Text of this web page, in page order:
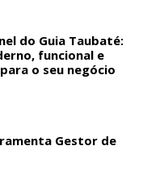
do Guia Taubaté:
funcional e
o seu negócio
Gestor de